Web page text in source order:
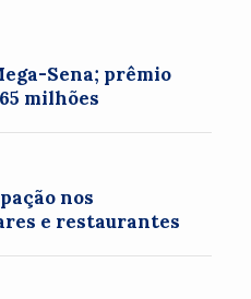
Sena; prêmio
milhões
nos
e restaurantes